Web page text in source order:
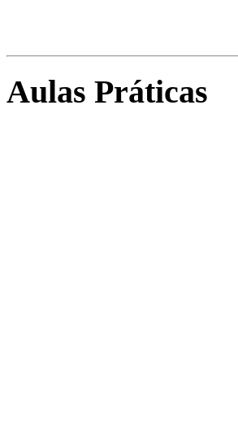
Aulas Práticas